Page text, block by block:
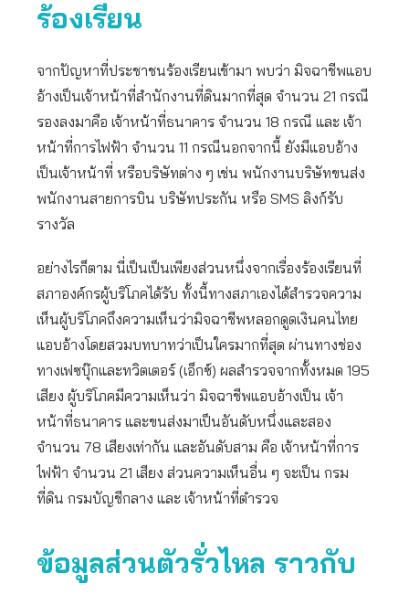
ร้องเรียน
จากปัญหาที่ประชาชนร้องเรียนเข้ามา พบว่า มิจฉาชีพแอบ
อ้างเป็นเจ้าหน้าที่สำนักงานที่ดินมากที่สุด จำนวน 21 กรณี
รองลงมาคือ เจ้าหน้าที่ธนาคาร จำนวน 18 กรณี และ เจ้า
หน้าที่การไฟฟ้า จำนวน 11 กรณีนอกจากนี้ ยังมีแอบอ้าง
เป็นเจ้าหน้าที่ หรือบริษัทต่าง ๆ เช่น พนักงานบริษัทขนส่ง
พนักงานสายการบิน บริษัทประกัน หรือ SMS ลิงก์รับ
รางวัล
อย่างไรก็ตาม นี่เป็นเป็นเพียงส่วนหนึ่งจากเรื่องร้องเรียนที่
สภาองค์กรผู้บริโภคได้รับ ทั้งนี้ทางสภาเองได้สำรวจความ
เห็นผู้บริโภคถึงความเห็นว่ามิจฉาชีพหลอกดูดเงินคนไทย
แอบอ้างโดยสวมบทบาทว่าเป็นใครมากที่สุด ผ่านทางช่อง
ทางเฟซบุ๊กและทวิตเตอร์ (เอ็กซ์) ผลสำรวจจากทั้งหมด 195
เสียง ผู้บริโภคมีความเห็นว่า มิจฉาชีพแอบอ้างเป็น เจ้า
หน้าที่ธนาคาร และขนส่งมาเป็นอันดับหนึ่งและสอง
จำนวน 78 เสียงเท่ากัน และอันดับสาม คือ เจ้าหน้าที่การ
ไฟฟ้า จำนวน 21 เสียง ส่วนความเห็นอื่น ๆ จะเป็น กรม
ที่ดิน กรมบัญชีกลาง และ เจ้าหน้าที่ตำรวจ
ข้อมูลส่วนตัวรั่วไหล ราวกับ